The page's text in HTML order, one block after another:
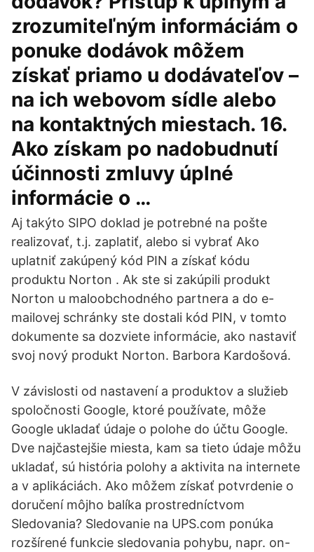
zrozumiteľným informáciám o
ponuke dodávok môžem
získať priamo u dodávateľov –
na ich webovom sídle alebo
na kontaktných miestach. 16.
Ako získam po nadobudnutí
účinnosti zmluvy úplné
informácie o …
Aj takýto SIPO doklad je potrebné na pošte
realizovať, t.j. zaplatiť, alebo si vybrať Ako
uplatniť zakúpený kód PIN a získať kódu
produktu Norton . Ak ste si zakúpili produkt
Norton u maloobchodného partnera a do e-
mailovej schránky ste dostali kód PIN, v tomto
dokumente sa dozviete informácie, ako nastaviť
svoj nový produkt Norton. Barbora Kardošová.
V závislosti od nastavení a produktov a služieb
spoločnosti Google, ktoré používate, môže
Google ukladať údaje o polohe do účtu Google.
Dve najčastejšie miesta, kam sa tieto údaje môžu
ukladať, sú história polohy a aktivita na internete
a v aplikáciách. Ako môžem získať potvrdenie o
doručení môjho balíka prostredníctvom
Sledovania? Sledovanie na UPS.com ponúka
rozšírené funkcie sledovania pohybu, napr. on-